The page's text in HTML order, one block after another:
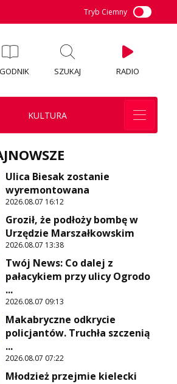
Tryb Ciemny
SZUKAJ RADIO
KULTURA
Ulica Biesak zostanie
wyremontowana
2026.08.07 16:12
Groził, że podłoży bombę w
Urzędzie Marszałkowskim
2026.08.07 13:38
Twój News: Co dalej z
pałacykiem przy ulicy Ogrodo
...
2026.08.07 09:13
Makabryczne odkrycie
policjantów. Truchła szczenią
...
2026.08.07 07:22
Młodzież przejmie kielecki